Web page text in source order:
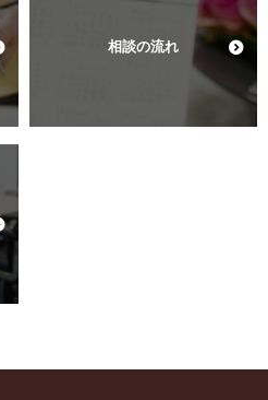
相談の流れ